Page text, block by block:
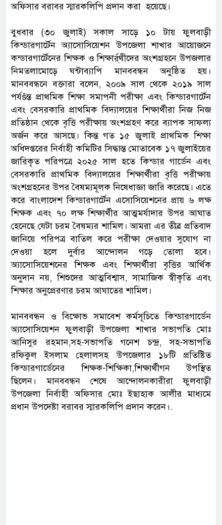
অফিসার বরাবর স্মারকলিপি প্রদান করা হয়েছে।
বুধবার (৩০ জুলাই) সকাল সাড়ে ১০ টায় ফুলবাড়ী
কিন্ডারগার্টেন অ্যাসোসিয়েশন উপজেলা শাখার আয়োজনে
কন্ডারগার্টেনের শিক্ষক ও শিক্ষার্র্থীদের অংশগ্রহনে উপজলার
নিমতলামোড়ে ঘন্টাব্যাপি মানববন্ধন অনুষ্ঠিত হয়।
মানববন্ধনে বক্তারা বলেন, ২০০৯ সাল থেকে ২০১৯ সাল
পর্যšন্ত প্রাথমিক শিক্ষা সমাপনী পরীক্ষা এবং কিন্ডারগার্টেন
এবং বেসরকারি প্রাথমিক বিদ্যালয়ের শিক্ষার্থীরা নিজ নিজ
প্রতিষ্ঠান থেকে বৃত্তি পরীক্ষায় অংশগ্রহণ করে ব্যাপক সাফল্য
অর্জন করে আসছে। কিন্ত গত ১৫ জুলাই প্রাথমিক শিক্ষা
অধিদপ্তরের নির্বাহী কমিটির সিদ্ধান্ত মোতাবেক ১৭ জুলাইয়ের
জারিকৃত পরিপত্রে ২০২৫ সাল হতে কিন্ডার গার্ডেন এবং
বেসরকারি প্রাথমিক বিদ্যালয়ের শিক্ষার্থীরা বৃত্তি পরীক্ষায়
অংশগ্রহনের উপর বৈষম্যমূলক নিষেধাজ্ঞা জারি করেছে। এতে
করে বাংলাদেশ কিন্ডারগার্টেন এসোসিয়েশনের প্রায় ৬ লক্ষ
শিক্ষক এবং ৭০ লক্ষ শিক্ষার্থীর আত্মমর্যাদার উপর আঘাত
হেনেছে যেটা চরম বৈষম্যর শামিল। আমরা এর তীব্র প্রতিবাদ
জানিয়ে পরিপত্র বাতিল করে পরীক্ষা দেওয়ার সুযোগ না
দেওয়া হলে দুর্বার আন্দোলন গড়ে তোলা হবে।
অ্যাসোসিয়েশনের শিক্ষক এবং শিক্ষার্থীরা বৃত্তির আর্থিক
অনুদান নয়, শিশুদের আত্মবিশ্বাস, সামাজিক স্বীকৃতি এবং
শিক্ষার অনুপ্রেরণার চরম আঘাতের শামিল।
মানববন্ধন ও বিক্ষোভ সমাবেশ কর্মসূচিতে কিন্ডারগার্ডেন
অ্যাসোসিয়েশন ফুলবাড়ী উপজেলা শাখার সভাপতি মোঃ
আনিসুর রহমান,সহ-সভাপতি গনেশ চন্দ্র, সহ-সভাপতি
রফিকুল ইসলাম হেলালসহ উপজেলার ১৮টি প্রতিষ্টিত
কিন্ডারগার্ডেনের শিক্ষক-শিক্ষিকা,শিক্ষার্থীগন উপস্থিত
ছিলেন। মানববন্ধন শেষে আন্দোলনকারীরা ফুলবাড়ী
উপজেলা নির্বাহী অফিসার মোঃ ইছাহাক আলীর মাধ্যমে
প্রধান উপদেষ্টা বরাবর স্মারকলিপি প্রদান করেন।.